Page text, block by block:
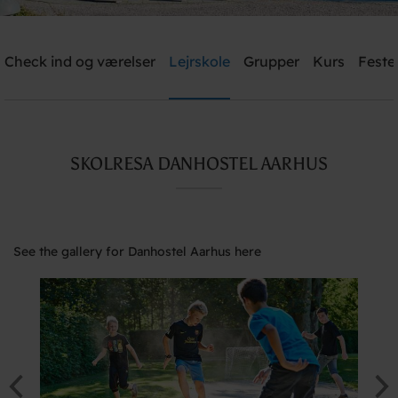
Need help? Ring:+45 8621 2120
Check ind og værelser Lejrskole Grupper Kurs
SKOLRESA DANHOSTEL AARHUS
See the gallery for Danhostel Aarhus here